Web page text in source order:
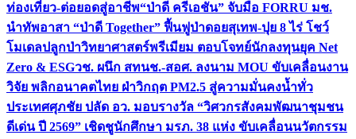
ท่องเที่ยว-ต่อยอดสู่อาชีพ“ป่าดี ครีเอชัน” จับมือ FORRU มช.
นำทัพอาสา “ป่าดี Together” ฟื้นฟูป่าดอยสุเทพ-ปุย 8 ไร่ โชว์
โมเดลปลูกป่าวิทยาศาสตร์พรีเมียม ตอบโจทย์นักลงทุนยุค Net
Zero & ESGวช. ผนึก สทนช.-สอศ. ลงนาม MOU ขับเคลื่อนงาน
วิจัย พลิกอนาคตไทย ฝ่าวิกฤต PM2.5 สู่ความมั่นคงน้ำทั่ว
ประเทศศุภชัย ปลัด อว. มอบรางวัล “วิศวกรสังคมพัฒนาชุมชน
ดีเด่น ปี 2569” เชิดชูนักศึกษา มรภ. 38 แห่ง ขับเคลื่อนนวัตกรรม